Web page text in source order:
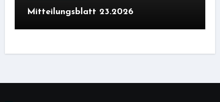
Mitteilungsblatt 23.2026